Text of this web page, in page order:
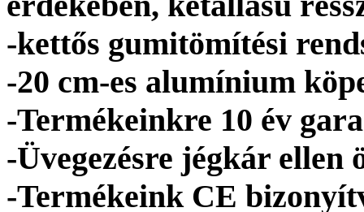
-kettős gumitömítési
-20 cm-es alumínium
-Termékeinkre 10 év
-Üvegezésre jégkár
-Termékeink CE